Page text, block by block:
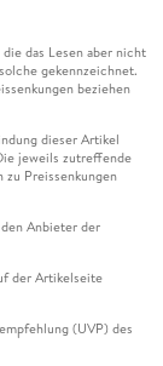
das Lesen aber nicht
gekennzeichnet.
beziehen
dieser Artikel
jeweils zutreffende
Preissenkungen
Anbieter der
der Artikelseite
(UVP) des